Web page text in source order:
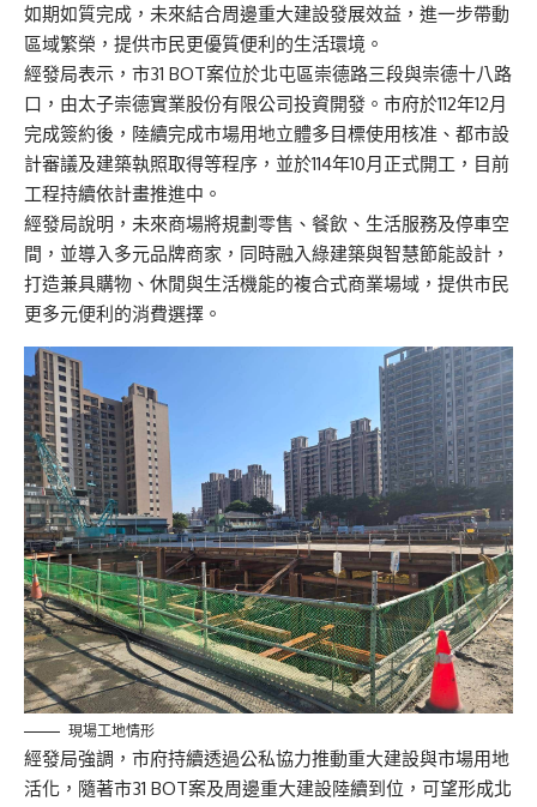
如期如質完成，未來結合周邊重大建設發展效益，進一步帶動
區域繁榮，提供市民更優質便利的生活環境。
經發局表示，市31 BOT案位於北屯區崇德路三段與崇德十八路
口，由太子崇德實業股份有限公司投資開發。市府於112年12月
完成簽約後，陸續完成市場用地立體多目標使用核准、都市設
計審議及建築執照取得等程序，並於114年10月正式開工，目前
工程持續依計畫推進中。
經發局說明，未來商場將規劃零售、餐飲、生活服務及停車空
間，並導入多元品牌商家，同時融入綠建築與智慧節能設計，
打造兼具購物、休閒與生活機能的複合式商業場域，提供市民
更多元便利的消費選擇。
現場工地情形
經發局強調，市府持續透過公私協力推動重大建設與市場用地
活化，隨著市31 BOT案及周邊重大建設陸續到位，可望形成北